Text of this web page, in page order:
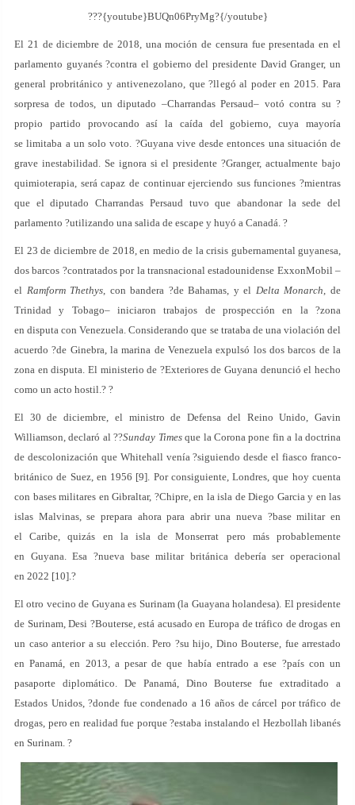
???{youtube}BUQn06PryMg?{/youtube}
El 21 de diciembre de 2018, una moción de censura fue presentada en el
parlamento guyanés ?contra el gobierno del presidente David Granger, un
general probritánico y antivenezolano, que ?llegó al poder en 2015. Para
sorpresa de todos, un diputado –Charrandas Persaud– votó contra su ?
propio partido provocando así la caída del gobierno, cuya mayoría
se limitaba a un solo voto. ?Guyana vive desde entonces una situación de
grave inestabilidad. Se ignora si el presidente ?Granger, actualmente bajo
quimioterapia, será capaz de continuar ejerciendo sus funciones ?mientras
que el diputado Charrandas Persaud tuvo que abandonar la sede del
parlamento ?utilizando una salida de escape y huyó a Canadá. ?
El 23 de diciembre de 2018, en medio de la crisis gubernamental guyanesa,
dos barcos ?contratados por la transnacional estadounidense ExxonMobil –
el Ramform Thethys, con bandera ?de Bahamas, y el Delta Monarch, de
Trinidad y Tobago– iniciaron trabajos de prospección en la ?zona
en disputa con Venezuela. Considerando que se trataba de una violación del
acuerdo ?de Ginebra, la marina de Venezuela expulsó los dos barcos de la
zona en disputa. El ministerio de ?Exteriores de Guyana denunció el hecho
como un acto hostil.? ?
El 30 de diciembre, el ministro de Defensa del Reino Unido, Gavin
Williamson, declaró al ??Sunday Timesque la Corona pone fin a la doctrina
de descolonización que Whitehall venía ?siguiendo desde el fiasco franco-
británico de Suez, en 1956 [9]. Por consiguiente, Londres, que hoy cuenta
con bases militares en Gibraltar, ?Chipre, en la isla de Diego Garcia y en las
islas Malvinas, se prepara ahora para abrir una nueva ?base militar en
el Caribe, quizás en la isla de Monserrat pero más probablemente
en Guyana. Esa ?nueva base militar británica debería ser operacional
en 2022 [10].?
El otro vecino de Guyana es Surinam (la Guayana holandesa). El presidente
de Surinam, Desi ?Bouterse, está acusado en Europa de tráfico de drogas en
un caso anterior a su elección. Pero ?su hijo, Dino Bouterse, fue arrestado
en Panamá, en 2013, a pesar de que había entrado a ese ?país con un
pasaporte diplomático. De Panamá, Dino Bouterse fue extraditado a
Estados Unidos, ?donde fue condenado a 16 años de cárcel por tráfico de
drogas, pero en realidad fue porque ?estaba instalando el Hezbollah libanés
en Surinam. ?